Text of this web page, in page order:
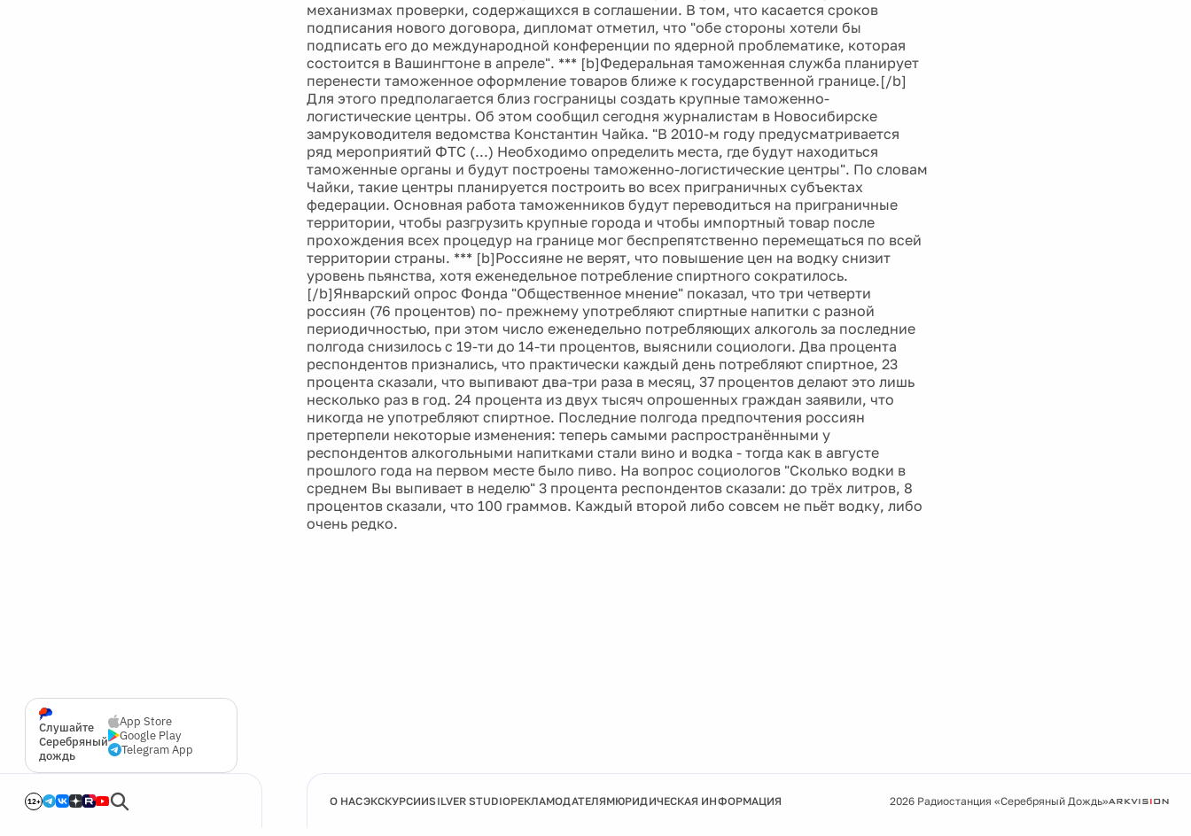
Слушайте
Серебряный
дождь
App Store
Google Play
Telegram App
12+
механизмах проверки, содержащихся в соглашении. В том, что касается сроков
подписания нового договора, дипломат отметил, что "обе стороны хотели бы
подписать его до международной конференции по ядерной проблематике, которая
состоится в Вашингтоне в апреле". *** [b]Федеральная таможенная служба планирует
перенести таможенное оформление товаров ближе к государственной границе.[/b]
Для этого предполагается близ госграницы создать крупные таможенно-
логистические центры. Об этом сообщил сегодня журналистам в Новосибирске
замруководителя ведомства Константин Чайка. "В 2010-м году предусматривается
ряд мероприятий ФТС (...) Необходимо определить места, где будут находиться
таможенные органы и будут построены таможенно-логистические центры". По словам
Чайки, такие центры планируется построить во всех приграничных субъектах
федерации. Основная работа таможенников будут переводиться на приграничные
территории, чтобы разгрузить крупные города и чтобы импортный товар после
прохождения всех процедур на границе мог беспрепятственно перемещаться по всей
территории страны. *** [b]Россияне не верят, что повышение цен на водку снизит
уровень пьянства, хотя еженедельное потребление спиртного сократилось.
[/b]Январский опрос Фонда "Общественное мнение" показал, что три четверти
россиян (76 процентов) по- прежнему употребляют спиртные напитки с разной
периодичностью, при этом число еженедельно потребляющих алкоголь за последние
полгода снизилось с 19-ти до 14-ти процентов, выяснили социологи. Два процента
респондентов признались, что практически каждый день потребляют спиртное, 23
процента сказали, что выпивают два-три раза в месяц, 37 процентов делают это лишь
несколько раз в год. 24 процента из двух тысяч опрошенных граждан заявили, что
никогда не употребляют спиртное. Последние полгода предпочтения россиян
претерпели некоторые изменения: теперь самыми распространёнными у
респондентов алкогольными напитками стали вино и водка - тогда как в августе
прошлого года на первом месте было пиво. На вопрос социологов "Сколько водки в
среднем Вы выпивает в неделю" 3 процента респондентов сказали: до трёх литров, 8
процентов сказали, что 100 граммов. Каждый второй либо совсем не пьёт водку, либо
очень редко.
О НАСЭКСКУРСИИSILVER STUDIOРЕКЛАМОДАТЕЛЯМЮРИДИЧЕСКАЯ ИНФОРМАЦИЯ 2026 Радиостанция «Серебряный Дождь»